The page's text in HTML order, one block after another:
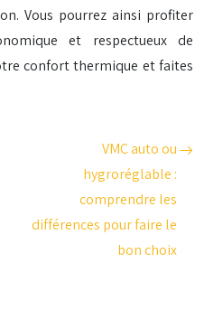
Vous pourrez ainsi profiter
et respectueux de
confort thermique et faites
VMC auto ou
hygroréglable :
comprendre les
différences pour faire le
bon choix